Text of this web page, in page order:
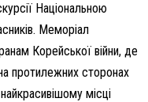
Національною
Меморіал
Корейської війни, де
протилежних сторонах
місці